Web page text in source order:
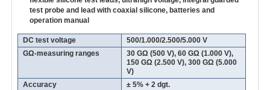
test probe and lead with coaxial silicone, batteries and
operation manual
DC test voltage
500/1.000/2.500/5.000 V
GΩ-measuring ranges
30 GΩ (500 V), 60 GΩ (1.000 V),
150 GΩ (2.500 V), 300 GΩ (5.000
V)
Accuracy
± 5% + 2 dgt.